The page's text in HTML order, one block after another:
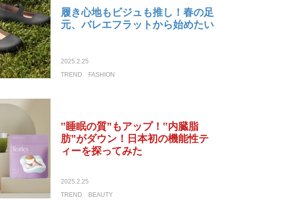
履き心地もビジュも推し！春の足
元、バレエフラットから始めたい
2025.2.25
TREND
FASHION
‟睡眠の質”もアップ！‟内臓脂
肪”がダウン！日本初の機能性テ
ィーを探ってみた
2025.2.25
TREND
BEAUTY